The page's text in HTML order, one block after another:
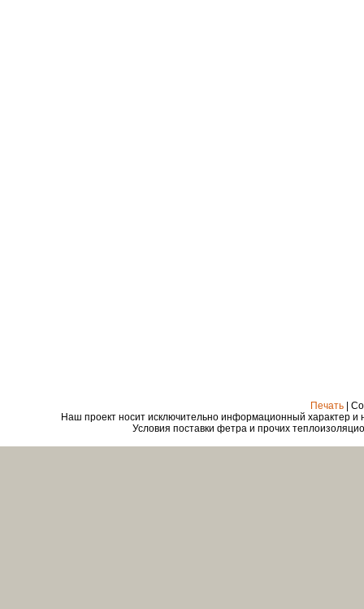
Печать |
Наш проект носит исключительно информационный характер и
Условия поставки фетра и прочих